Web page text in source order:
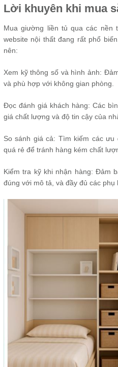
Lời khuyên khi mua
Mua giường liền tủ qua các nền
website nội thất đang rất phổ
nên:
Xem kỹ thông số và hình ảnh:
và phù hợp với không gian phòng.
Đọc đánh giá khách hàng: Các
giá chất lượng và độ tin cậy của
So sánh giá cả: Tìm kiếm các
quá rẻ để tránh hàng kém chất
Kiểm tra kỹ khi nhận hàng: Đảm
đúng với mô tả, và đầy đủ các phụ